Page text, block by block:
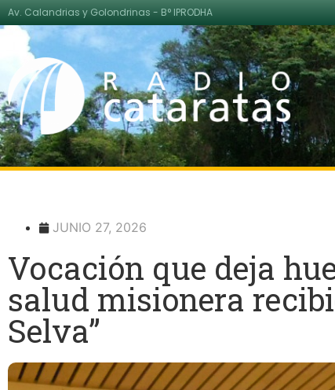
Av. Calandrias y Golondrinas - B° IPRODHA
JUNIO 27, 2026
Vocación que deja
salud misionera
Selva”